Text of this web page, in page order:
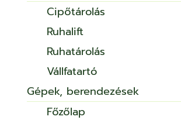
Cipőtárolás
Ruhalift
Ruhatárolás
Vállfatartó
Gépek, berendezések
Főzőlap